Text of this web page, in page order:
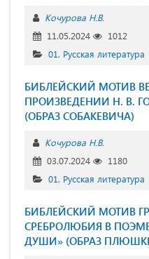
Кочурова Н.В.
11.05.2024
1012
01. Русская литература
БИБЛЕЙСКИЙ МОТИВ
ПРОИЗВЕДЕНИИ Н. В.
(ОБРАЗ СОБАКЕВИЧА)
Кочурова Н.В.
03.07.2024
1180
01. Русская литература
БИБЛЕЙСКИЙ МОТИВ
СРЕБРОЛЮБИЯ В
ДУШИ» (ОБРАЗ